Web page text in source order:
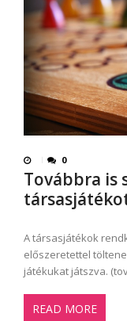
0
Továbbra is
A társasjátékok
előszeretettel
játékukat játszva.
READ MORE